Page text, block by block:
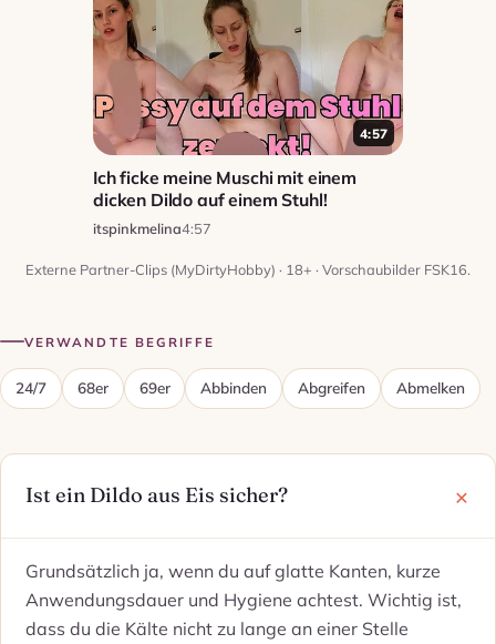
4:57
Ich ficke meine Muschi mit einem
dicken Dildo auf einem Stuhl!
itspinkmelina4:57
Externe Partner-Clips (MyDirtyHobby) · 18+ · Vorschaubilder FSK16.
VERWANDTE BEGRIFFE
24/7 68er 69er Abbinden Abgreifen Abmelken
Ist ein Dildo aus Eis sicher?
Grundsätzlich ja, wenn du auf glatte Kanten, kurze
Anwendungsdauer und Hygiene achtest. Wichtig ist,
dass du die Kälte nicht zu lange an einer Stelle